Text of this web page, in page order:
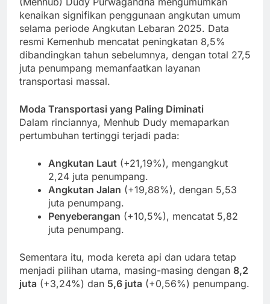
kenaikan signifikan penggunaan angkutan umum
selama periode Angkutan Lebaran 2025. Data
resmi Kemenhub mencatat peningkatan 8,5%
dibandingkan tahun sebelumnya, dengan total 27,5
juta penumpang memanfaatkan layanan
transportasi massal.
Moda Transportasi yang Paling Diminati
Dalam rinciannya, Menhub Dudy memaparkan
pertumbuhan tertinggi terjadi pada:
Angkutan Laut (+21,19%), mengangkut
2,24 juta penumpang.
Angkutan Jalan (+19,88%), dengan 5,53
juta penumpang.
Penyeberangan (+10,5%), mencatat 5,82
juta penumpang.
Sementara itu, moda kereta api dan udara tetap
menjadi pilihan utama, masing-masing dengan 8,2
juta (+3,24%) dan 5,6 juta (+0,56%) penumpang.